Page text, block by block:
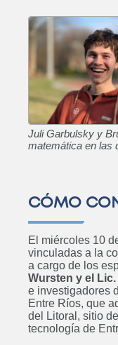
Juli Garbulsky y
matemática en las
CÓMO
El miércoles 10
vinculadas a la
a cargo de los
Wursten y el
e investigadores
Entre Ríos, que
del Litoral, sitio
tecnología de